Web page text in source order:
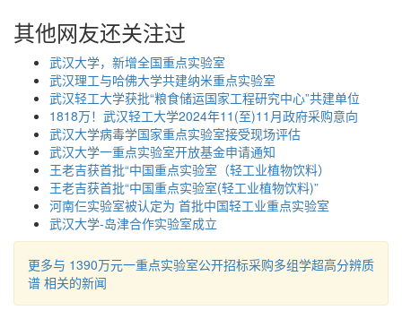
其他网友还关注过
武汉大学，新增全国重点实验室
武汉理工与哈佛大学共建纳米重点实验室
武汉轻工大学获批“粮食储运国家工程研究中心”共建单位
1818万！武汉轻工大学2024年11(至)11月政府采购意向
武汉大学病毒学国家重点实验室接受现场评估
武汉大学一重点实验室开放基金申请通知
王老吉获首批“中国重点实验室（轻工业植物饮料）
王老吉获首批“中国重点实验室(轻工业植物饮料)”
河南仨实验室被认定为 首批中国轻工业重点实验室
武汉大学-岛津合作实验室成立
更多与 1390万元一重点实验室公开招标采购多组学超高分辨质
谱 相关的新闻